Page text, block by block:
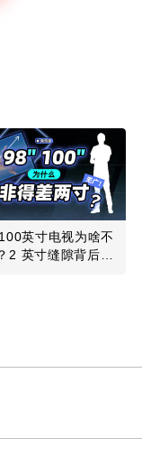
Play
英寸电视为啥不
2 英寸缝隙背后的